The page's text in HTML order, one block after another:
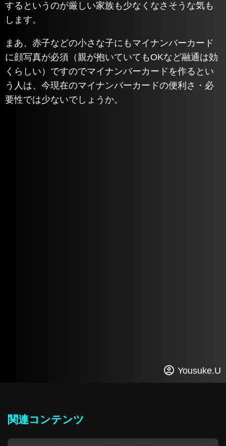
するというのが厳しい家族も少なくなさそうな気も
します。
まあ、赤子などの小さな子にもマイナンバーカード
に顔写真が必須（親が抱いていてもOKなど融通は効
くらしい）ですのでマイナンバーカードを作るとい
う人は、今現在のマイナンバーカードの便利さ・必
要性では少ないでしょうか。
Yousuke.U
関連コンテンツ